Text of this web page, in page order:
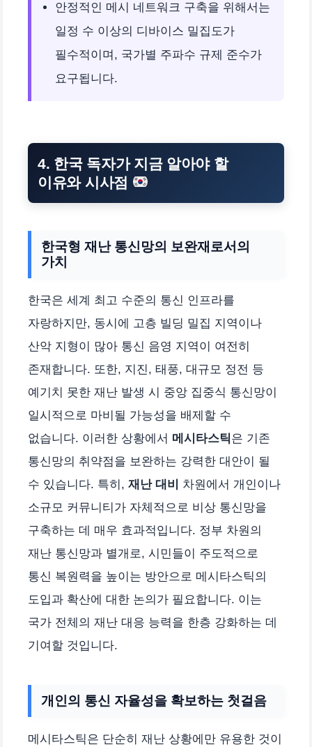
안정적인 메시 네트워크 구축을 위해서는
일정 수 이상의 디바이스 밀집도가
필수적이며, 국가별 주파수 규제 준수가
요구됩니다.
4. 한국 독자가 지금 알아야 할
이유와 시사점
한국형 재난 통신망의 보완재로서의
가치
한국은 세계 최고 수준의 통신 인프라를
자랑하지만, 동시에 고층 빌딩 밀집 지역이나
산악 지형이 많아 통신 음영 지역이 여전히
존재합니다. 또한, 지진, 태풍, 대규모 정전 등
예기치 못한 재난 발생 시 중앙 집중식 통신망이
일시적으로 마비될 가능성을 배제할 수
없습니다. 이러한 상황에서 메시타스틱은 기존
통신망의 취약점을 보완하는 강력한 대안이 될
수 있습니다. 특히, 재난 대비
차원에서 개인이나
소규모 커뮤니티가 자체적으로 비상 통신망을
구축하는 데 매우 효과적입니다. 정부 차원의
재난 통신망과 별개로, 시민들이 주도적으로
통신 복원력을 높이는 방안으로 메시타스틱의
도입과 확산에 대한 논의가 필요합니다. 이는
국가 전체의 재난 대응 능력을 한층 강화하는 데
기여할 것입니다.
개인의 통신 자율성을 확보하는 첫걸음
메시타스틱은 단순히 재난 상황에만 유용한 것이